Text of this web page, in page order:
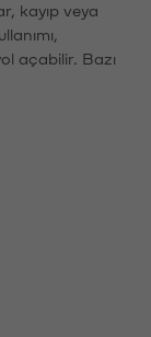
kayıp veya
açabilir. Bazı